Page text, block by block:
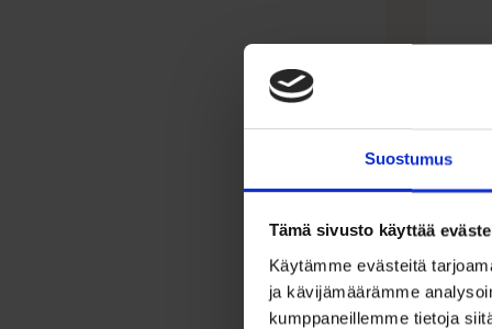
Suostumus
Tämä sivusto käyttää
Käytämme evästeitä
ja kävijämäärämme
kumppaneillemme tietoja
sivulla.